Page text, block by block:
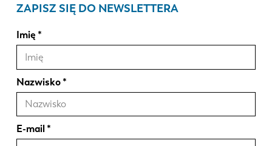
ZAPISZ SIĘ DO NEWSLETTERA
Imię
Nazwisko
E-mail